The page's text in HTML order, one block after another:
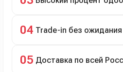
04 Trade-in без ожидания
05 Доставка по всей